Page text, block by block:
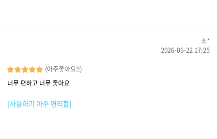
소*
2026-06-22 17:25
(아주좋아요!!)
너무 편하고 너무 좋아요
[사용하기 아주 편리함]